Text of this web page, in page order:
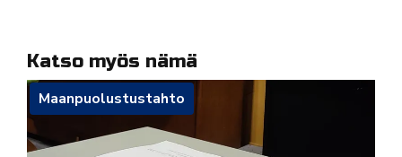
Katso myös nämä
Maanpuolustustahto